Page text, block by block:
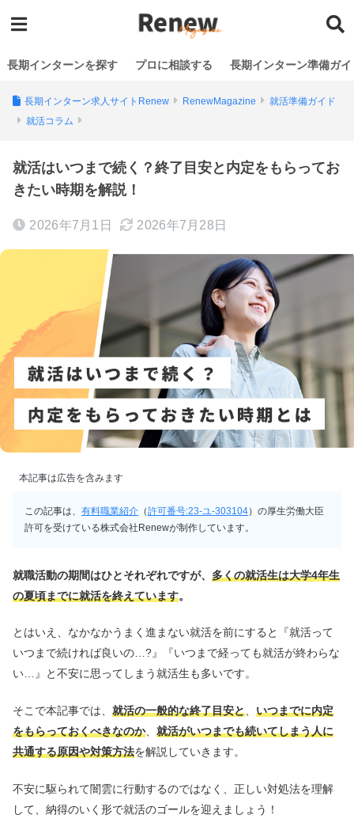
長期インターンを探す プロに相談する 長期インターン準備ガイ
長期インターン求人サイトRenew RenewMagazine
就活準備ガイド
就活コラム
就活はいつまで続く？終了目安と内定をもらってお
きたい時期を解説！
2026年7月1日 2026年7月28日
本記事は広告を含みます
この記事は、有料職業紹介 （許可番号:23-ユ-303104）の厚生労働大臣
許可を受けている株式会社Renewが制作しています。
就職活動の期間はひとそれぞれですが、 多くの就活生は大学4年生
の夏頃までに就活を終えています。
とはいえ、なかなかうまく進まない就活を前にすると『就活って
いつまで続ければ良いの…?』『いつまで経っても就活が終わらな
い…』と不安に思ってしまう就活生も多いです。
そこで本記事では、 就活の一般的な終了目安と、 いつまでに内定
をもらっておくべきなのか、 就活がいつまでも続いてしまう人に
共通する原因や対策方法を解説していきます。
不安に駆られて闇雲に行動するのではなく、正しい対処法を理解
して、納得のいく形で就活のゴールを迎えましょう！